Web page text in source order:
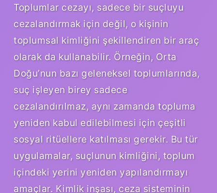
Toplumlar cezayı, sadece bir suçluyu
cezalandırmak için değil, o kişinin
toplumsal kimliğini şekillendiren bir araç
olarak da kullanabilir. Örneğin, Orta
Doğu’nun bazı geleneksel toplumlarında,
suç işleyen birey sadece
cezalandırılmaz, aynı zamanda topluma
yeniden kabul edilebilmesi için çeşitli
sosyal ritüellere katılması gerekir. Bu tür
uygulamalar, suçlunun kimliğini, toplum
içindeki yerini yeniden yapılandırmayı
amaçlar. Kimlik inşası, ceza sisteminin